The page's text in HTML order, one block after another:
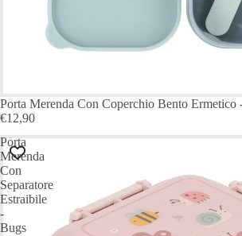
Porta Merenda Con Coperchio Bento Ermetico
€12,90
Porta
Merenda
Con
Separatore
Estraibile
-
Bugs